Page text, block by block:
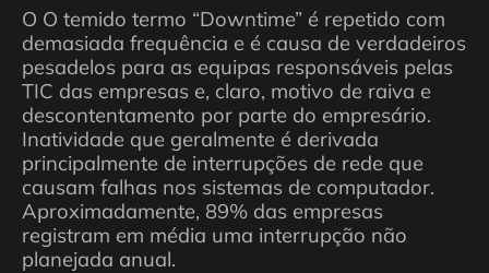
O O temido termo “Downtime” é repetido com
demasiada frequência e é causa de verdadeiros
pesadelos para as equipas responsáveis pelas
TIC das empresas e, claro, motivo de raiva e
descontentamento por parte do empresário.
Inatividade que geralmente é derivada
principalmente de interrupções de rede que
causam falhas nos sistemas de computador.
Aproximadamente, 89% das empresas
registram em média uma interrupção não
planejada anual.